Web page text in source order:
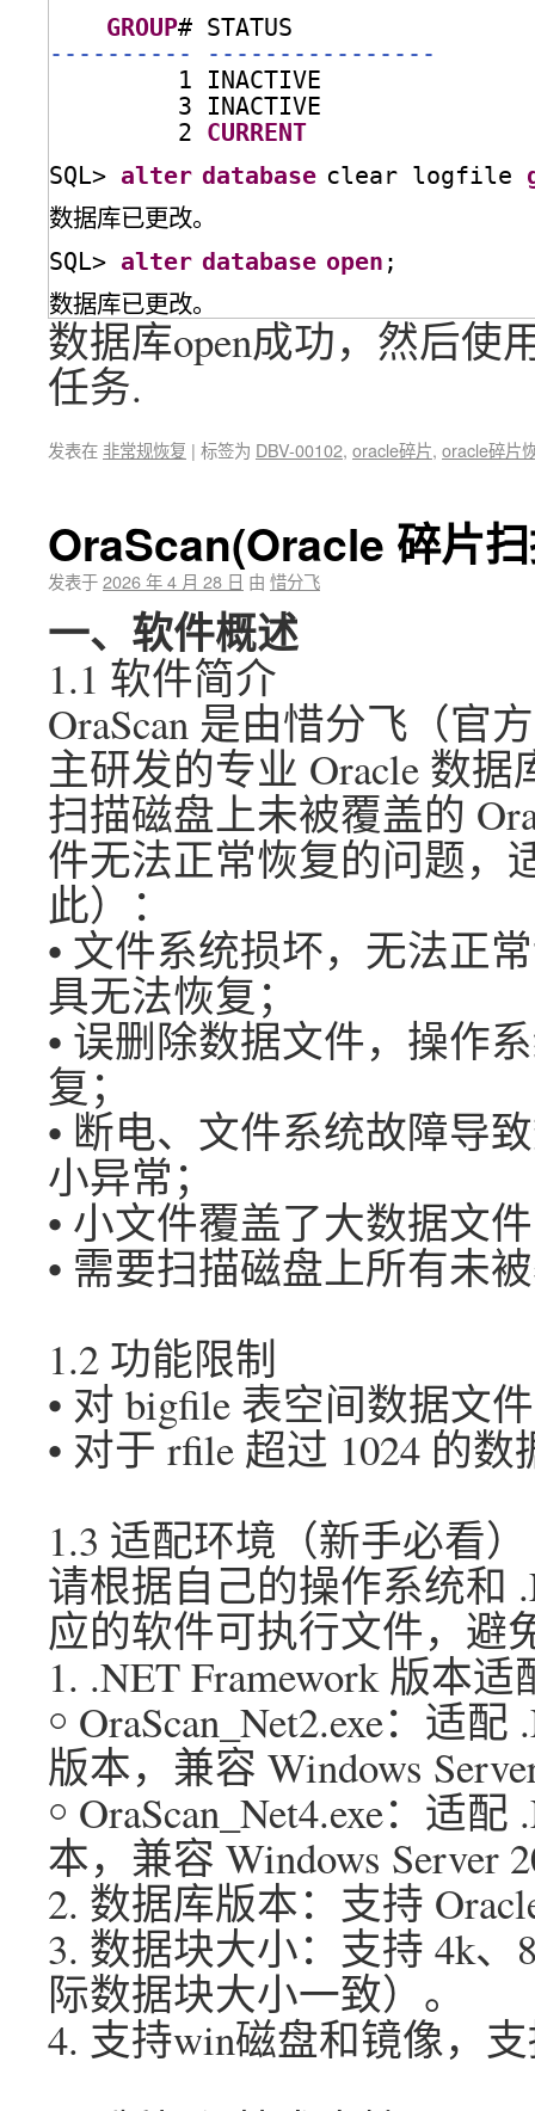
GROUP# STATUS
---------- ----------------
1 INACTIVE
3 INACTIVE
2 CURRENT
SQL> alter database clear logfile
数据库已更改。
SQL> alter database open ;
数据库已更改。
数据库open成功，然后使
任务.
发表在非常规恢复 | 标签为 DBV-00102, oracle碎片, oracle碎片
OraScan(Oracle 碎片
发表于2026 年 4 月 28 日 由 惜分飞
一、软件概述
1.1 软件简介
OraScan 是由惜分飞（官
主研发的专业 Oracle 数
扫描磁盘上未被覆盖的
件无法正常恢复的问题，
此）：
• 文件系统损坏，无法正
具无法恢复；
• 误删除数据文件，操作
复；
• 断电、文件系统故障导
小异常；
• 小文件覆盖了大数据文
• 需要扫描磁盘上所有未
1.2 功能限制
• 对 bigfile 表空间数据文
• 对于 rfile 超过 1024 的
1.3 适配环境（新手必看）
请根据自己的操作系统和
应的软件可执行文件，避
1. .NET Framework 版本适
￮ OraScan_Net2.exe：适
版本，兼容 Windows
￮ OraScan_Net4.exe：适
本，兼容 Windows Server
2. 数据库版本：支持
3. 数据块大小：支持 4k
际数据块大小一致）。
4. 支持win磁盘和镜像，